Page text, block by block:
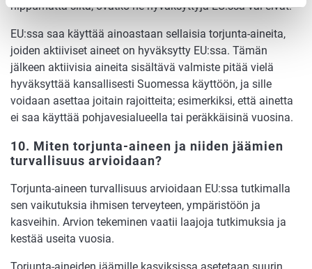
riippumatta siitä, ovatko ne hyväksyttyjä EU:ssa vai eivät.
EU:ssa saa käyttää ainoastaan sellaisia torjunta-aineita,
joiden aktiiviset aineet on hyväksytty EU:ssa. Tämän
jälkeen aktiivisia aineita sisältävä valmiste pitää vielä
hyväksyttää kansallisesti Suomessa käyttöön, ja sille
voidaan asettaa joitain rajoitteita; esimerkiksi, että ainetta
ei saa käyttää pohjavesialueella tai peräkkäisinä vuosina.
10. Miten torjunta-aineen ja niiden jäämien
turvallisuus arvioidaan?
Torjunta-aineen turvallisuus arvioidaan EU:ssa tutkimalla
sen vaikutuksia ihmisen terveyteen, ympäristöön ja
kasveihin. Arvion tekeminen vaatii laajoja tutkimuksia ja
kestää useita vuosia.